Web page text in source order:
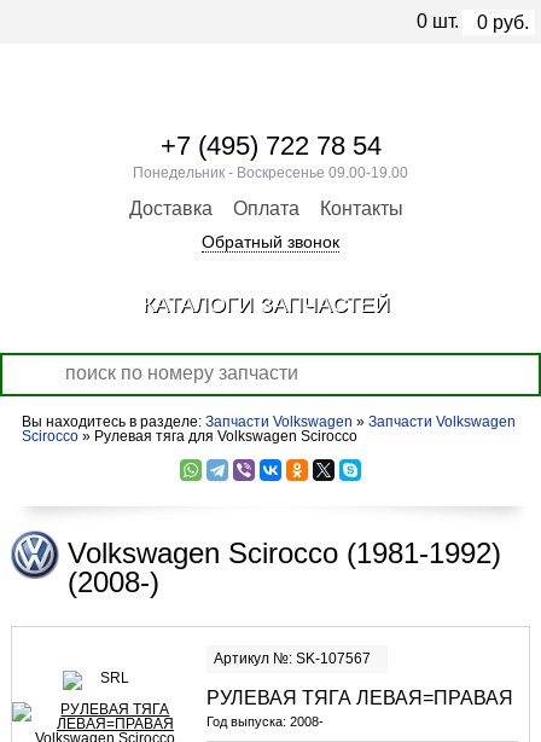
Вы находитесь в разделе: Запчасти Volkswagen » Запчасти Volkswagen
Scirocco» Рулевая тяга для Volkswagen Scirocco
Volkswagen Scirocco (1981-1992)
(2008-)
Артикул №: SK-107567
РУЛЕВАЯ ТЯГА ЛЕВАЯ=ПРАВАЯ
Год выпуска: 2008-
+7 (495) 722 78 54
Понедельник - Воскресенье 09.00-19.00
Доставка Оплата Контакты
Обратный звонок
0 шт. 0 руб.
КАТАЛОГИ ЗАПЧАСТЕЙ